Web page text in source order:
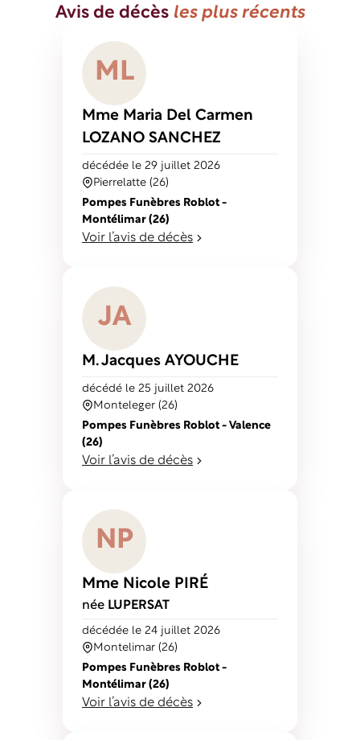
Avis de décès les plus récents
M L
Mme Maria Del Carmen
LOZANO SANCHEZ
Pierrelatte (26)
décédée le 29 juillet 2026
Pompes Funèbres Roblot -
Montélimar (26)
Voir l’avis de décès
JA
M. Jacques AYOUCHE
Monteleger (26)
décédé le 25 juillet 2026
Pompes Funèbres Roblot - Valence
(26)
Voir l’avis de décès
N P
Mme Nicole PIRÉ
née LUPERSAT
Montelimar (26)
décédée le 24 juillet 2026
Pompes Funèbres Roblot -
Montélimar (26)
Voir l’avis de décès